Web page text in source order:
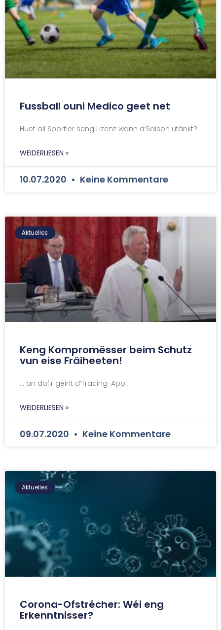
Fussball ouni Medico geet net
Huet all Sportler seng Lizenz wann d’Saison ufänkt?
WEIDERLIESEN »
10.07.2020 Keine Kommentare
Aktuelles
Keng Kompromësser beim Schutz
vun eise Fräiheeten!
… an dofir géint d’Tracing-App!
WEIDERLIESEN »
09.07.2020 Keine Kommentare
Aktuelles
Corona-Ofstrécher: Wéi eng
Erkenntnisser?